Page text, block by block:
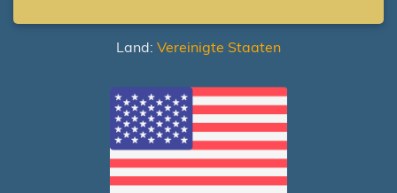
Land: Vereinigte Staaten